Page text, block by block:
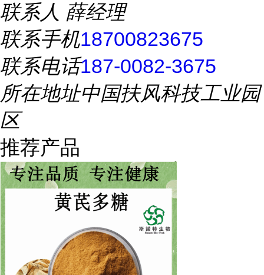
联系人 薛经理
联系手机18700823675
联系电话187-0082-3675
所在地址中国扶风科技工业园
区
推荐产品